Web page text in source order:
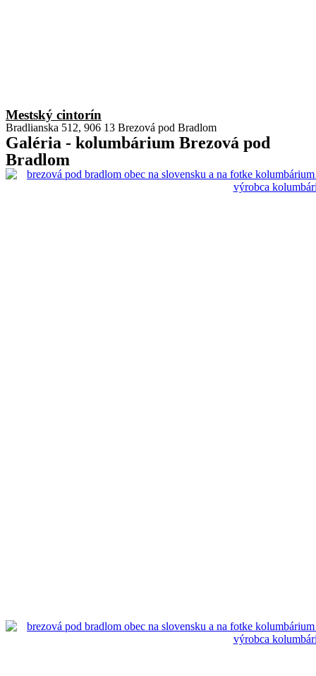
Mestský cintorín
Bradlianska 512, 906 13 Brezová pod Bradlom
Galéria - kolumbárium Brezová pod
Bradlom